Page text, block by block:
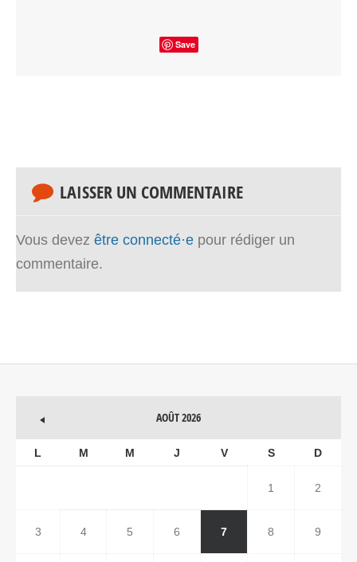
Save
LAISSER UN COMMENTAIRE
Vous devez être connecté·e pour rédiger un
commentaire.
AOÛT 2026
L M M J V S D
1 2
3 4 5 6 7 8 9